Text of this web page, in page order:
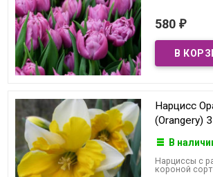
580 ₽
Нарцисс
(Orangery)
В
Нарциссы с
короной